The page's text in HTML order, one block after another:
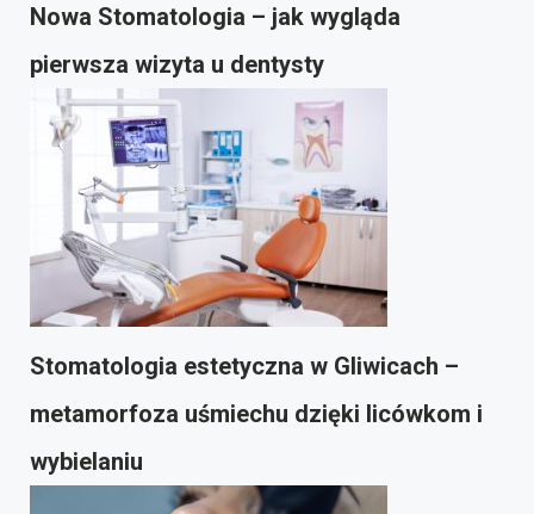
Nowa Stomatologia – jak wygląda
pierwsza wizyta u dentysty
Stomatologia estetyczna w Gliwicach –
metamorfoza uśmiechu dzięki licówkom i
wybielaniu